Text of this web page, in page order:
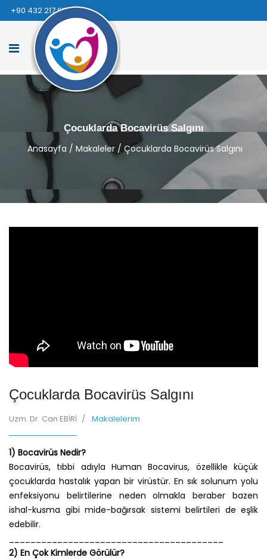
+90 432 217 66 66
Çocuklarda Bocavirüs Salgını
Anasayfa / Makaleler / Çocuklarda Bocavirüs Salgını
Çocuklarda Bocavirüs Salgını
Uzm. Dr. Can EBİRİ Makalelerim
1) Bocavirüs Nedir?
Bocavirüs, tıbbi adıyla Human Bocavirus, özellikle küçük
çocuklarda hastalık yapan bir virüstür. En sık solunum yolu
enfeksiyonu belirtilerine neden olmakla beraber bazen
ishal-kusma gibi mide-bağırsak sistemi belirtileri de eşlik
edebilir.
2) En Çok Kimlerde Görülür?